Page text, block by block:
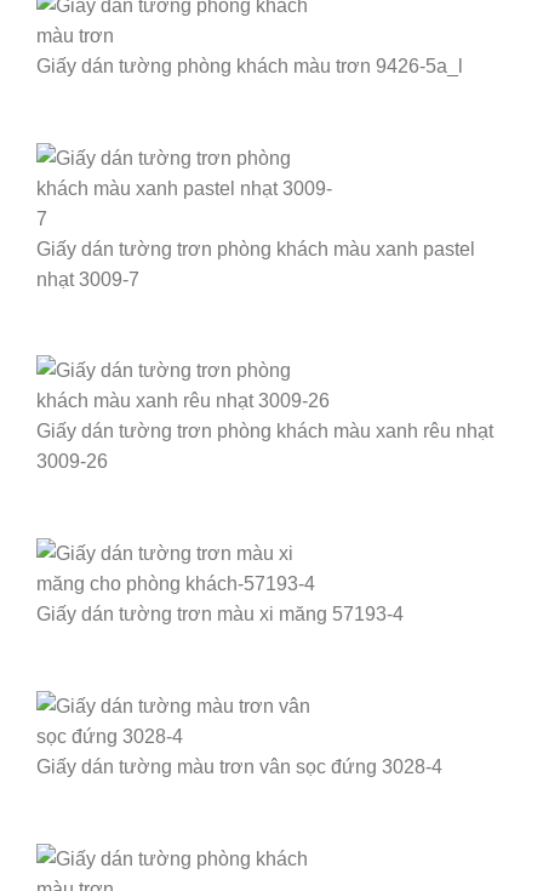
Giấy dán tường phòng khách màu trơn 9426-5a_l
Giấy dán tường trơn phòng khách màu xanh pastel
nhạt 3009-7
Giấy dán tường trơn phòng khách màu xanh rêu nhạt
3009-26
Giấy dán tường trơn màu xi măng 57193-4
Giấy dán tường màu trơn vân sọc đứng 3028-4